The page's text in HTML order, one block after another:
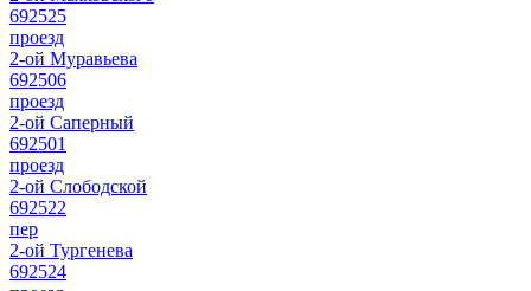
692525
проезд
2-ой Муравьева
692506
проезд
2-ой Саперный
692501
проезд
2-ой Слободской
692522
пер
2-ой Тургенева
692524